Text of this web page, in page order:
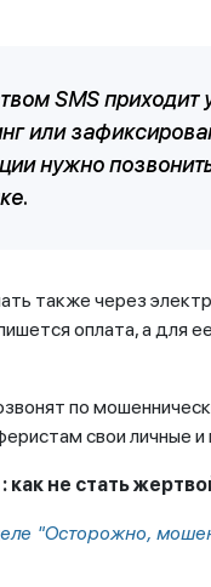
SMS приходит
или
нужно
также через
оплата, а для
по
свои личные
: как не стать
"Осторожно,